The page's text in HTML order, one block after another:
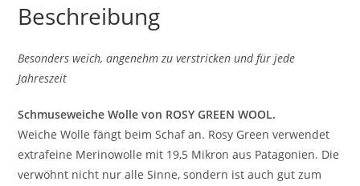
Beschreibung
Besonders weich, angenehm zu verstricken und für jede
Jahreszeit
Schmuseweiche Wolle von ROSY GREEN WOOL.
Weiche Wolle fängt beim Schaf an. Rosy Green verwendet
extrafeine Merinowolle mit 19,5 Mikron aus Patagonien. Die
verwöhnt nicht nur alle Sinne, sondern ist auch gut zum